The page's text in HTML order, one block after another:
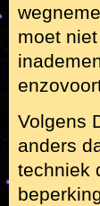
moet
Volgens
anders
techniek